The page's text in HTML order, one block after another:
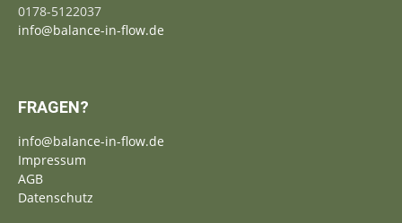
0178-5122037
info@balance-in-flow.de
FRAGEN?
info@balance-in-flow.de
Impressum
AGB
Datenschutz